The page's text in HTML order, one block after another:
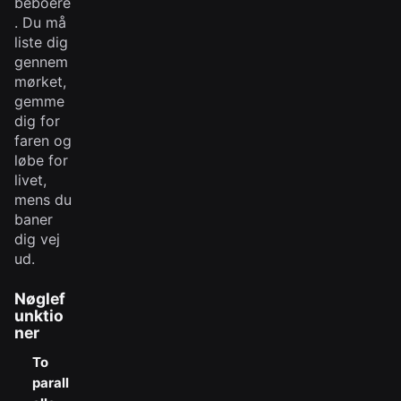
. Du må
liste dig
gennem
mørket,
gemme
dig for
faren og
løbe for
livet,
mens du
baner
dig vej
ud.
Nøglef
unktio
ner
To
parall